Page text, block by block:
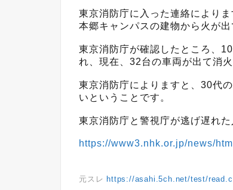
東京消防庁に入った連絡により
本郷キャンパスの建物から火が
東京消防庁が確認したところ、
れ、現在、32台の車両が出て消
東京消防庁によりますと、30代
いということです。
東京消防庁と警視庁が逃げ遅れ
https://www3.nhk.or.jp/news/
元スレ https://asahi.5ch.net/test/